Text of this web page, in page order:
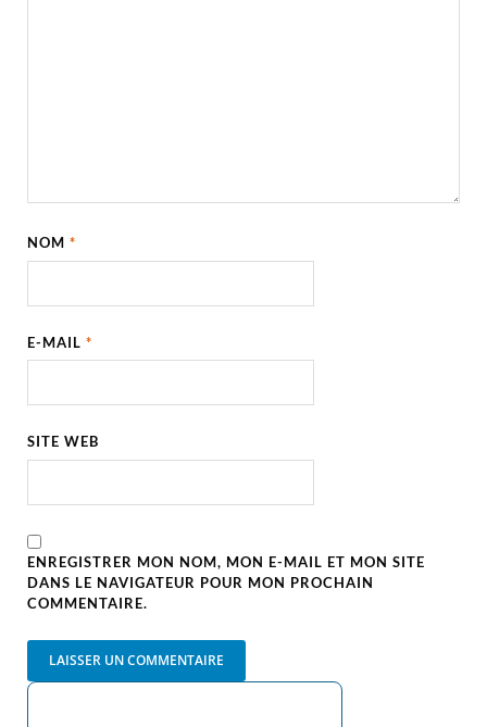
NOM*
E-MAIL*
SITE WEB
ENREGISTRER MON NOM, MON E-MAIL ET MON SITE
DANS LE NAVIGATEUR POUR MON PROCHAIN
COMMENTAIRE.